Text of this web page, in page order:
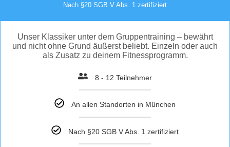
Nach §20 SGB V Abs. 1 zertifiziert
Unser Klassiker unter dem Gruppentraining – bewährt
und nicht ohne Grund äußerst beliebt. Einzeln oder auch
als Zusatz zu deinem Fitnessprogramm.
8 - 12 Teilnehmer
An allen Standorten in München
Nach §20 SGB V Abs. 1 zertifiziert